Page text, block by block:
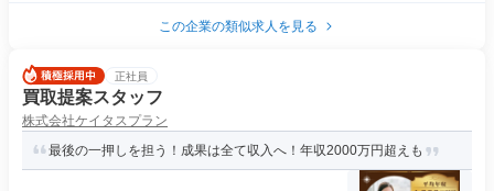
この企業の類似求人を見る
正社員
買取提案スタッフ
株式会社ケイタスプラン
最後の一押しを担う！成果は全て収入へ！年収2000万円超えも